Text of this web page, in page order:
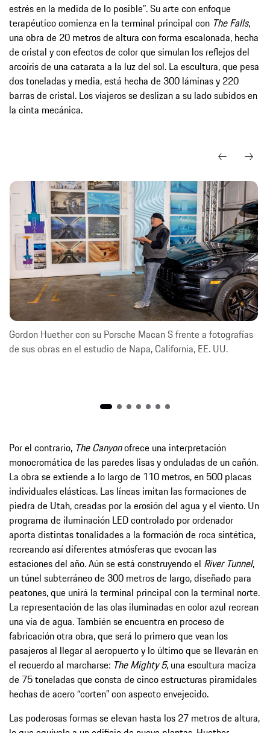
estrés en la medida de lo posible”. Su arte con enfoque
terapéutico comienza en la terminal principal con The Falls,
una obra de 20 metros de altura con forma escalonada, hecha
de cristal y con efectos de color que simulan los reflejos del
arcoíris de una catarata a la luz del sol. La escultura, que pesa
dos toneladas y media, está hecha de 300 láminas y 220
barras de cristal. Los viajeros se deslizan a su lado subidos en
la cinta mecánica.
Gordon Huether con su Porsche Macan S frente a fotografías
de sus obras en el estudio de Napa, California, EE. UU.
Por el contrario, The Canyonofrece una interpretación
monocromática de las paredes lisas y onduladas de un cañón.
La obra se extiende a lo largo de 110 metros, en 500 placas
individuales elásticas. Las líneas imitan las formaciones de
piedra de Utah, creadas por la erosión del agua y el viento. Un
programa de iluminación LED controlado por ordenador
aporta distintas tonalidades a la formación de roca sintética,
recreando así diferentes atmósferas que evocan las
estaciones del año. Aún se está construyendo el River Tunnel,
un túnel subterráneo de 300 metros de largo, diseñado para
peatones, que unirá la terminal principal con la terminal norte.
La representación de las olas iluminadas en color azul recrean
una vía de agua. También se encuentra en proceso de
fabricación otra obra, que será lo primero que vean los
pasajeros al llegar al aeropuerto y lo último que se llevarán en
el recuerdo al marcharse: The Mighty 5, una escultura maciza
de 75 toneladas que consta de cinco estructuras piramidales
hechas de acero “corten” con aspecto envejecido.
Las poderosas formas se elevan hasta los 27 metros de altura,